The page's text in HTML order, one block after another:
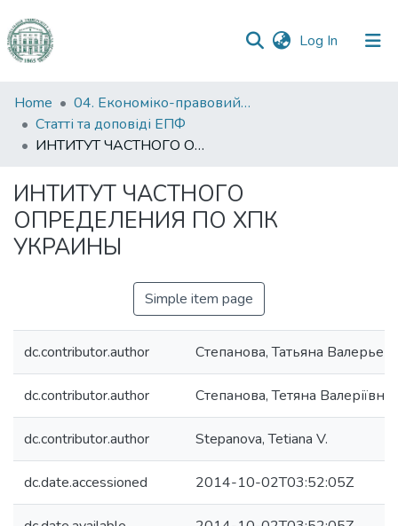
Log In (current)
Communities
&
Collections
Statistics
Home
04. Економіко-правовий факультет
Статті та доповіді ЕПФ
ИНТИТУТ ЧАСТНОГО ОПРЕДЕЛЕНИЯ ПО ХПК УКРАИНЫ
ИНТИТУТ ЧАСТНОГО
ОПРЕДЕЛЕНИЯ ПО ХПК
УКРАИНЫ
Simple item page
dc.contributor.author Степанова, Татьяна
dc.contributor.author Степанова, Тетяна Валеріївна
dc.contributor.author Stepanova, Tetiana V.
dc.date.accessioned 2014-10-02T03:52:05Z